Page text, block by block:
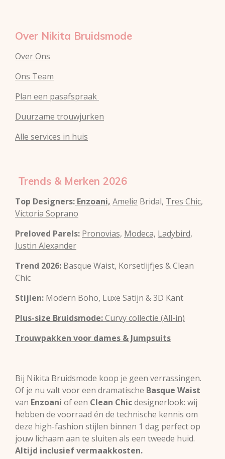
Over Nikita Bruidsmode
Over Ons
Ons Team
Plan een pasafspraak
Duurzame trouwjurken
Alle services in huis
Trends & Merken 2026
Top Designers: Enzoani, Amelie Bridal, Tres Chic,
Victoria Soprano
Preloved Parels: Pronovias, Modeca, Ladybird,
Justin Alexander
Trend 2026: Basque Waist, Korsetlijfjes & Clean
Chic
Stijlen: Modern Boho, Luxe Satijn & 3D Kant
Plus-size Bruidsmode:Curvy collectie (All-in)
Trouwpakken voor dames & Jumpsuits
Bij Nikita Bruidsmode koop je geen verrassingen.
Of je nu valt voor een dramatische Basque Waist
van Enzoani of een Clean Chicdesignerlook: wij
hebben de voorraad én de technische kennis om
deze high-fashion stijlen binnen 1 dag perfect op
jouw lichaam aan te sluiten als een tweede huid.
Altijd inclusief vermaakkosten.